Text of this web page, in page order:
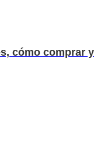
cómo comprar y